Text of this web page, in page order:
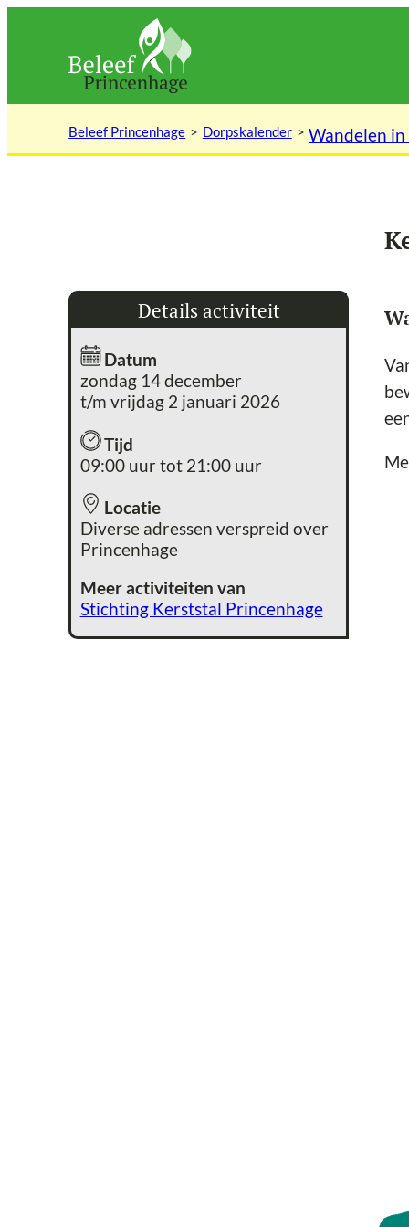
inhoud
Beleef Princenhage Dorpskalender Wandelen
Details activiteit
Datum
zondag 14 december
t/m vrijdag 2 januari 2026
Tijd
09:00 uur tot 21:00 uur
Locatie
Diverse adressen verspreid over
Princenhage
Meer activiteiten van
Stichting Kerststal Princenhage